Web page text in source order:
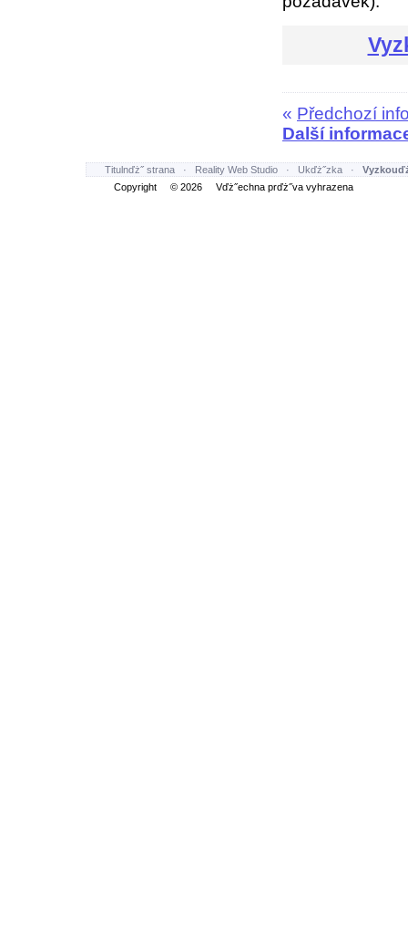
« Předchozí
Další
Titulnďż˝ strana · Reality Web Studio · Ukďż˝zka ·
Copyright © 2026 Vďż˝echna prďż˝va vyhrazena